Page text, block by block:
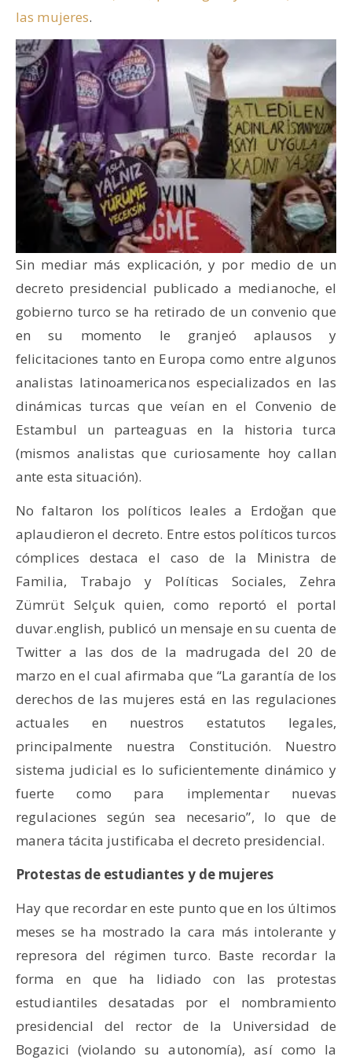
las mujeres.
Sin mediar más explicación, y por medio de un
decreto presidencial publicado a medianoche, el
gobierno turco se ha retirado de un convenio que
en su momento le granjeó aplausos y
felicitaciones tanto en Europa como entre algunos
analistas latinoamericanos especializados en las
dinámicas turcas que veían en el Convenio de
Estambul un parteaguas en la historia turca
(mismos analistas que curiosamente hoy callan
ante esta situación).
No faltaron los políticos leales a Erdoğan que
aplaudieron el decreto. Entre estos políticos turcos
cómplices destaca el caso de la Ministra de
Familia, Trabajo y Políticas Sociales, Zehra
Zümrüt Selçuk quien, como reportó el portal
duvar.english, publicó un mensaje en su cuenta de
Twitter a las dos de la madrugada del 20 de
marzo en el cual afirmaba que “La garantía de los
derechos de las mujeres está en las regulaciones
actuales en nuestros estatutos legales,
principalmente nuestra Constitución. Nuestro
sistema judicial es lo suficientemente dinámico y
fuerte como para implementar nuevas
regulaciones según sea necesario”, lo que de
manera tácita justificaba el decreto presidencial.
Protestas de estudiantes y de mujeres
Hay que recordar en este punto que en los últimos
meses se ha mostrado la cara más intolerante y
represora del régimen turco. Baste recordar la
forma en que ha lidiado con las protestas
estudiantiles desatadas por el nombramiento
presidencial del rector de la Universidad de
Bogazici (violando su autonomía), así como la